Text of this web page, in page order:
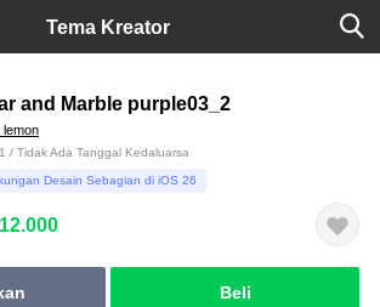
Tema Kreator
and Marble purple03_2
lemon
/ Tidak Ada Tanggal Kedaluarsa
Desain Sebagian di iOS 26
Beli